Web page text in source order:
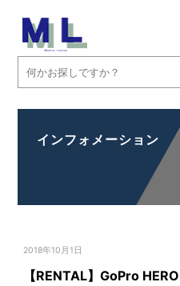
インフォメーション
2018年10月1日
【RENTAL】GoPro